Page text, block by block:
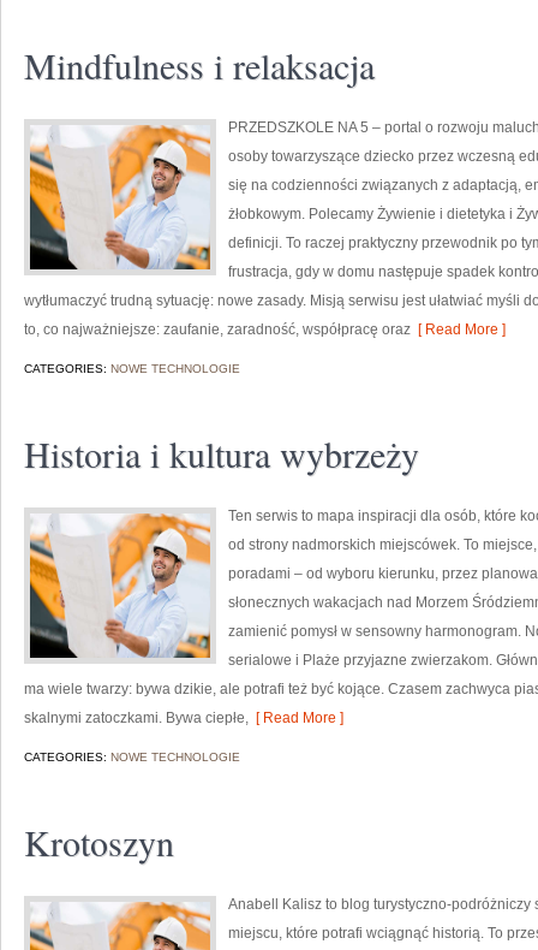
Mindfulness i relaksacja
PRZEDSZKOLE NA 5 – portal o rozwoju
osoby towarzyszące dziecko przez wczesną
się na codzienności związanych z adaptacją,
żłobkowym. Polecamy Żywienie i dietetyka i
definicji. To raczej praktyczny przewodnik po
frustracja, gdy w domu następuje spadek
wytłumaczyć trudną sytuację: nowe zasady. Misją serwisu jest ułatwiać myśli
to, co najważniejsze: zaufanie, zaradność, współpracę oraz [ Read More ]
CATEGORIES: NOWE TECHNOLOGIE
Historia i kultura wybrzeży
Ten serwis to mapa inspiracji dla osób, które
od strony nadmorskich miejscówek. To
poradami – od wyboru kierunku, przez
słonecznych wakacjach nad Morzem
zamienić pomysł w sensowny harmonogram.
serialowe i Plaże przyjazne zwierzakom.
ma wiele twarzy: bywa dzikie, ale potrafi też być kojące. Czasem zachwyca
skalnymi zatoczkami. Bywa ciepłe, [ Read More ]
CATEGORIES: NOWE TECHNOLOGIE
Krotoszyn
Anabell Kalisz to blog turystyczno-
miejscu, które potrafi wciągnąć historią. To